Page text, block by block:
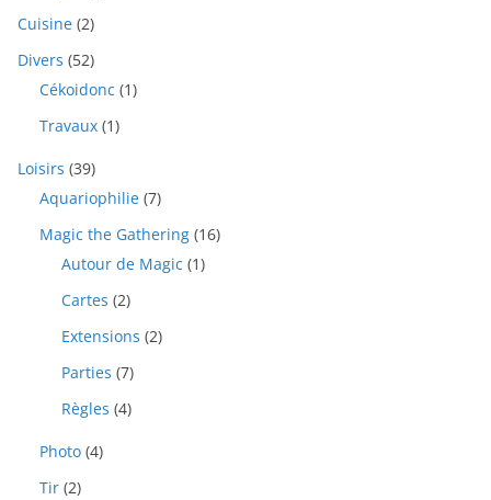
Cuisine (2)
Divers (52)
Cékoidonc (1)
Travaux (1)
Loisirs (39)
Aquariophilie (7)
Magic the Gathering (16)
Autour de Magic (1)
Cartes (2)
Extensions (2)
Parties (7)
Règles (4)
Photo (4)
Tir (2)